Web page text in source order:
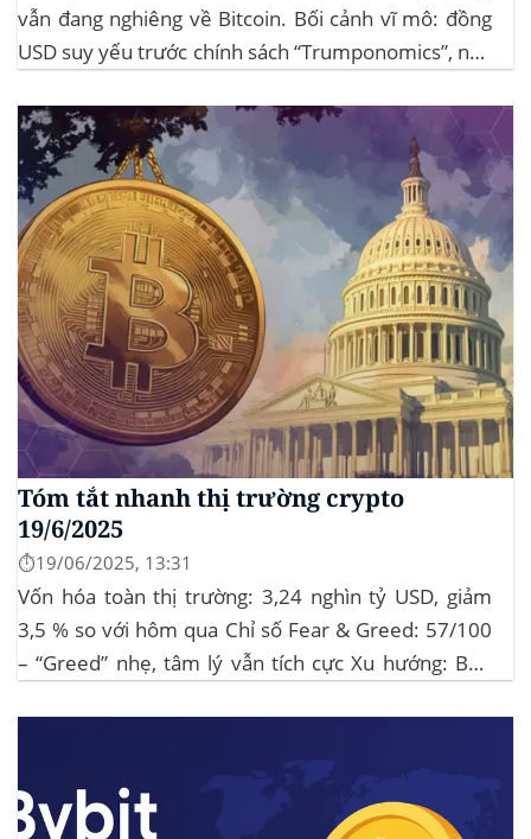
vẫn đang nghiêng về Bitcoin. Bối cảnh vĩ mô: đồng
USD suy yếu trước chính sách “Trumponomics”, nhà
Sự kiện Chi tiết Hack 100 triệu USD...
Tóm tắt nhanh thị trường crypto
19/6/2025
⏱️19/06/2025, 13:31
Vốn hóa toàn thị trường: 3,24 nghìn tỷ USD, giảm
3,5 % so với hôm qua Chỉ số Fear & Greed: 57/100
– “Greed” nhẹ, tâm lý vẫn tích cực Xu hướng: BTC